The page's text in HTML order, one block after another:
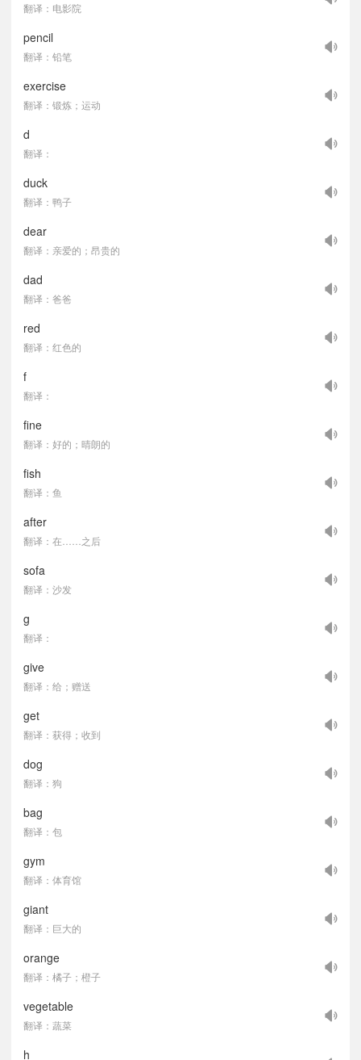
翻译：电影院
pencil
翻译：铅笔
exercise
翻译：锻炼；运动
d
翻译：
duck
翻译：鸭子
dear
翻译：亲爱的；昂贵的
dad
翻译：爸爸
red
翻译：红色的
f
翻译：
fine
翻译：好的；晴朗的
fish
翻译：鱼
after
翻译：在……之后
sofa
翻译：沙发
g
翻译：
give
翻译：给；赠送
get
翻译：获得；收到
dog
翻译：狗
bag
翻译：包
gym
翻译：体育馆
giant
翻译：巨大的
orange
翻译：橘子；橙子
vegetable
翻译：蔬菜
h